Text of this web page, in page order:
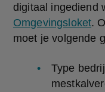
digitaal ingediend
Omgevingsloket.
moet je volgende
Type